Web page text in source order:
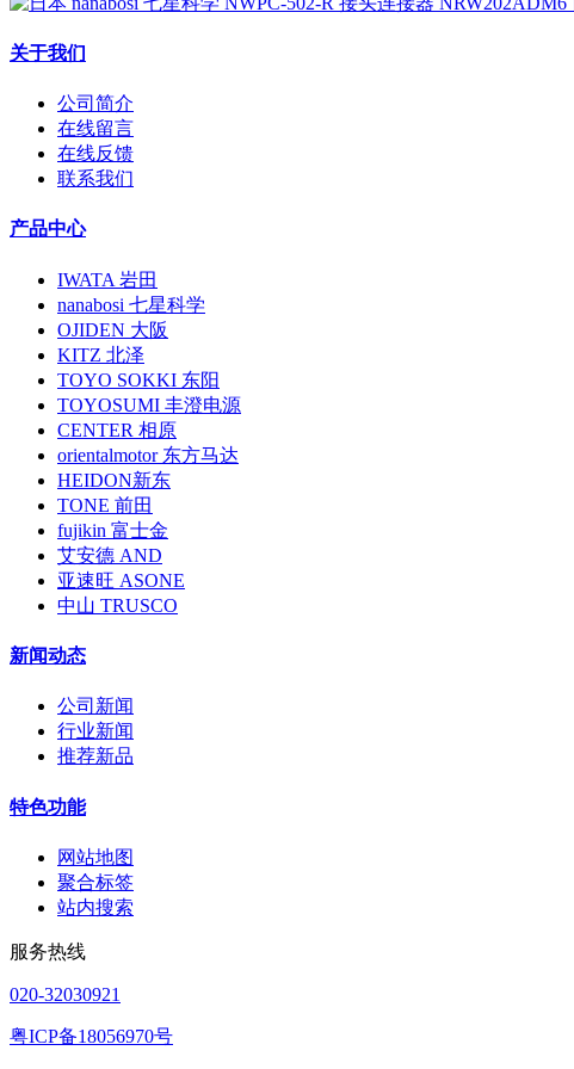
关于我们
公司简介
在线留言
在线反馈
联系我们
产品中心
IWATA 岩田
nanabosi 七星科学
OJIDEN 大阪
KITZ 北泽
TOYO SOKKI 东阳
TOYOSUMI 丰澄电源
CENTER 相原
orientalmotor 东方马达
HEIDON新东
TONE 前田
fujikin 富士金
艾安德 AND
亚速旺 ASONE
中山 TRUSCO
新闻动态
公司新闻
行业新闻
推荐新品
特色功能
网站地图
聚合标签
站内搜索
服务热线
020-32030921
粤ICP备18056970号